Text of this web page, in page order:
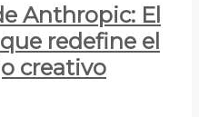
Anthropic: El
redefine el
creativo